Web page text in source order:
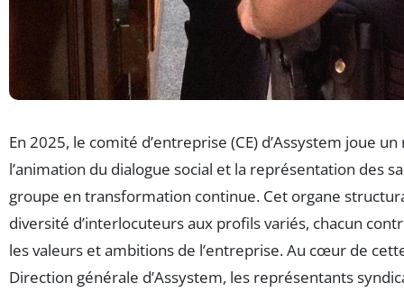
En 2025, le comité d’entreprise (CE) d’Assystem joue
l’animation du dialogue social et la représentation des
groupe en transformation continue. Cet organe
diversité d’interlocuteurs aux profils variés, chacun
les valeurs et ambitions de l’entreprise. Au cœur de
Direction générale d’Assystem, les représentants